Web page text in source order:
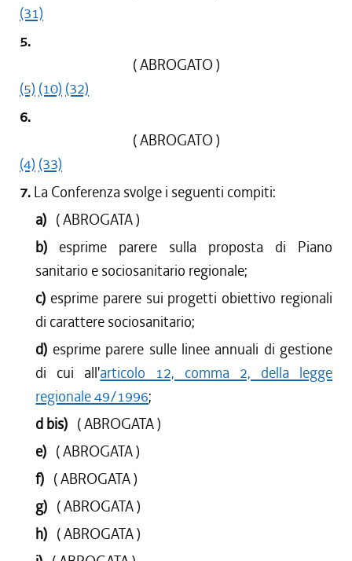
(31)
5.
( ABROGATO )
(5) (10) (32)
6.
( ABROGATO )
(4) (33)
7. La Conferenza svolge i seguenti compiti:
a) ( ABROGATA )
b) esprime parere sulla proposta di Piano
sanitario e sociosanitario regionale;
c) esprime parere sui progetti obiettivo regionali
di carattere sociosanitario;
d) esprime parere sulle linee annuali di gestione
di cui all'articolo 12, comma 2, della legge
regionale 49/1996;
d bis) ( ABROGATA )
e) ( ABROGATA )
f) ( ABROGATA )
g) ( ABROGATA )
h) ( ABROGATA )